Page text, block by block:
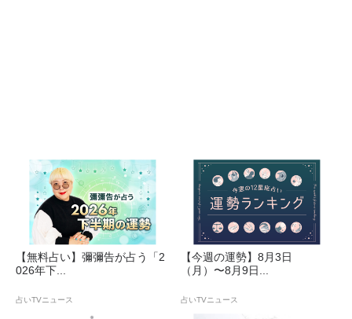
【無料占い】彌彌告が占う「2
026年下...
占いTVニュース
【今週の運勢】8月3日
（月）〜8月9日...
占いTVニュース